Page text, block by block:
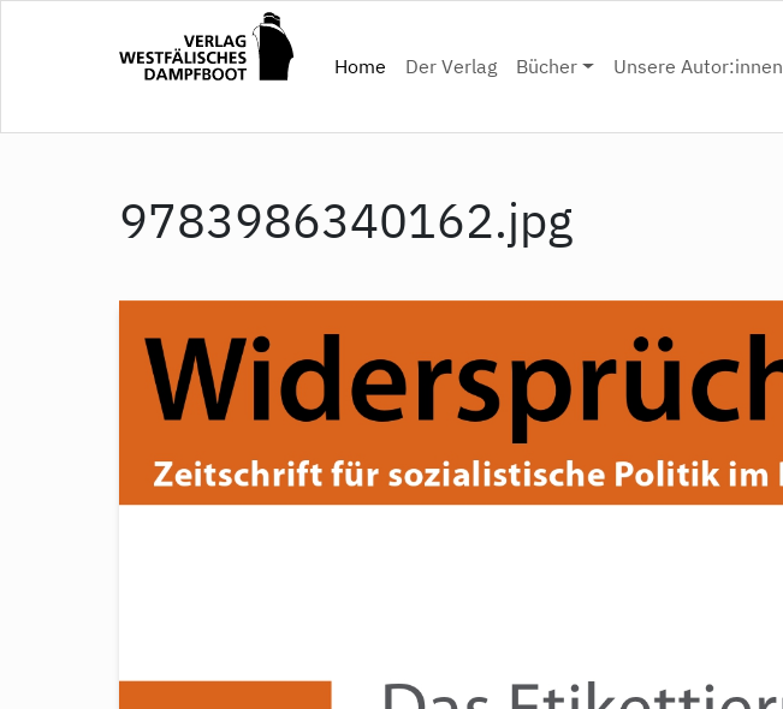
Home(current)
Der Verlag Bücher Unsere Autor:innen
9783986340162.jpg